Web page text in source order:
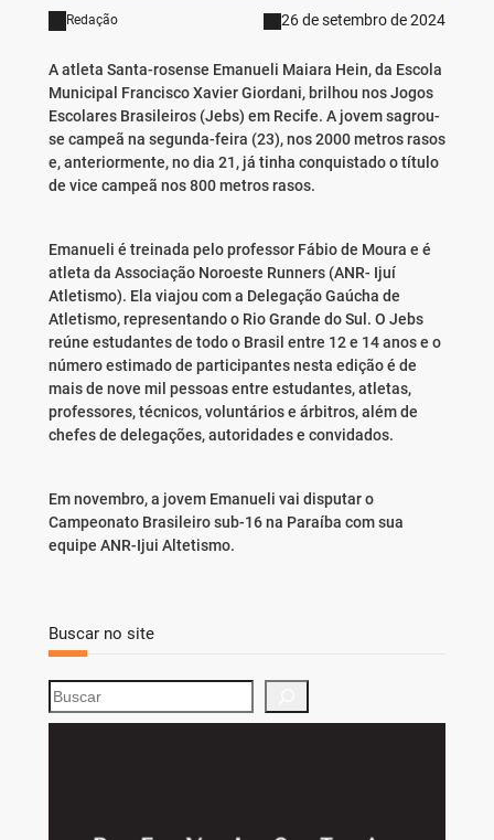
Redação 26 de setembro de 2024
A atleta Santa-rosense Emanueli Maiara Hein, da Escola
Municipal Francisco Xavier Giordani, brilhou nos Jogos
Escolares Brasileiros (Jebs) em Recife. A jovem sagrou-
se campeã na segunda-feira (23), nos 2000 metros rasos
e, anteriormente, no dia 21, já tinha conquistado o título
de vice campeã nos 800 metros rasos.
Emanueli é treinada pelo professor Fábio de Moura e é
atleta da Associação Noroeste Runners (ANR- Ijuí
Atletismo). Ela viajou com a Delegação Gaúcha de
Atletismo, representando o Rio Grande do Sul. O Jebs
reúne estudantes de todo o Brasil entre 12 e 14 anos e o
número estimado de participantes nesta edição é de
mais de nove mil pessoas entre estudantes, atletas,
professores, técnicos, voluntários e árbitros, além de
chefes de delegações, autoridades e convidados.
Em novembro, a jovem Emanueli vai disputar o
Campeonato Brasileiro sub-16 na Paraíba com sua
equipe ANR-Ijui Altetismo.
Buscar no site
S
e